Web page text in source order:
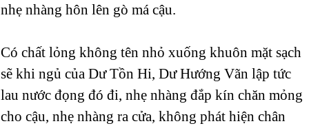
nhẹ nhàng hôn lên gò má cậu.
Có chất lỏng không tên nhỏ xuống khuôn mặt sạch
sẽ khi ngủ của Dư Tồn Hi, Dư Hướng Vãn lập tức
lau nước đọng đó đi, nhẹ nhàng đắp kín chăn mỏng
cho cậu, nhẹ nhàng ra cửa, không phát hiện chân